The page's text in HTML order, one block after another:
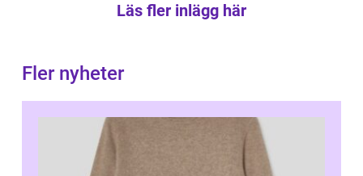
Läs fler inlägg här
Fler nyheter